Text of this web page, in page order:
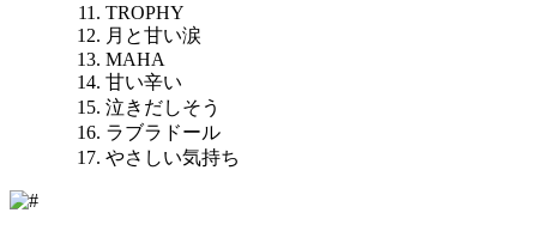
TROPHY
月と甘い涙
MAHA
甘い辛い
泣きだしそう
ラブラドール
やさしい気持ち